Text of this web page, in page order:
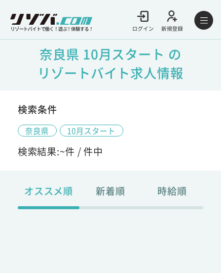
リゾートバイトで働く！遊ぶ！体験する！ ログイン 新規登録
奈良県 10月スタート の
リゾートバイト求人情報
検索条件
奈良県 10月スタート
検索結果:~件 /件中
オススメ順 新着順 時給順